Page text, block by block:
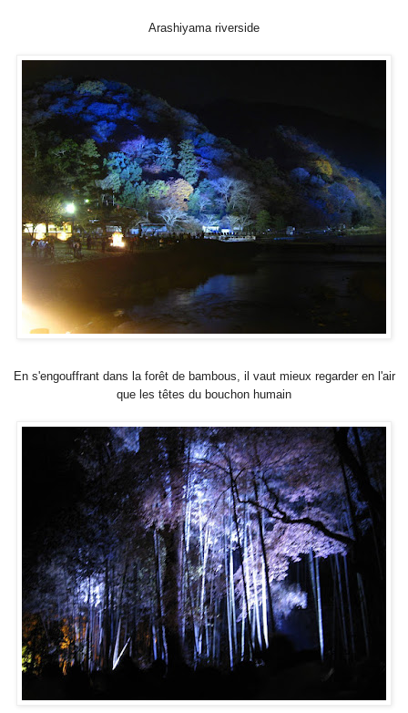
Arashiyama riverside
En s'engouffrant dans la forêt de bambous, il vaut mieux regarder en l'air
que les têtes du bouchon humain